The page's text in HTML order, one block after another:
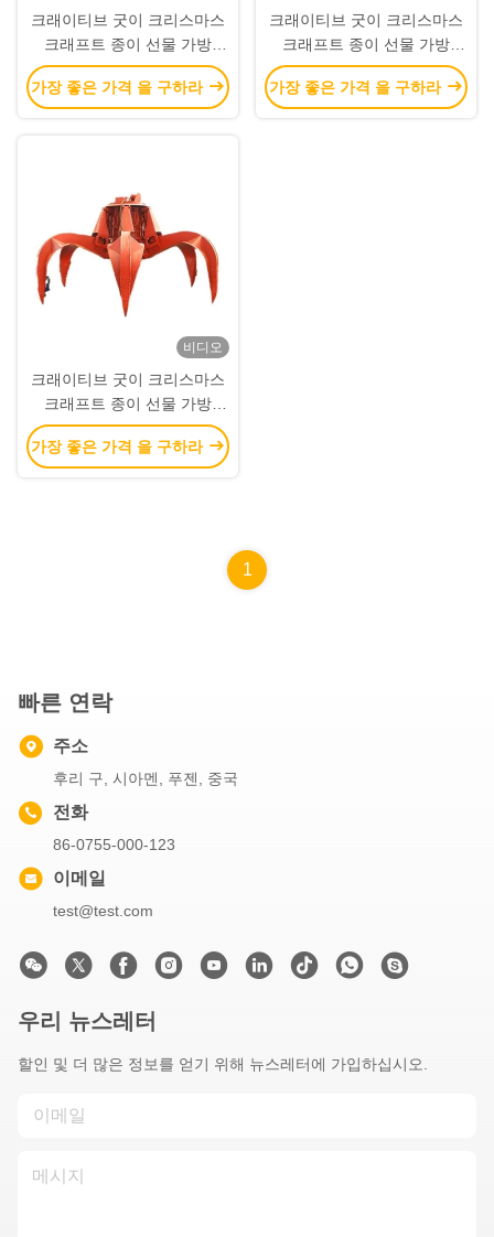
크래이티브 굿이 크리스마스
크래프트 종이 선물 가방
Xmas 장식 파티에 자신의 로
고와
가장 좋은 가격 을 구하라
크래이티브 굿이 크리스마스
크래프트 종이 선물 가방
Xmas 장식 파티에 자신의 로
고와
가장 좋은 가격 을 구하라
비디오
크래이티브 굿이 크리스마스
크래프트 종이 선물 가방
Xmas 장식 파티에 자신의 로
고와
가장 좋은 가격 을 구하라
1
빠른 연락
주소
후리 구, 시아멘, 푸젠, 중국
전화
86-0755-000-123
이메일
test@test.com
우리 뉴스레터
할인 및 더 많은 정보를 얻기 위해 뉴스레터에 가입하십시오.